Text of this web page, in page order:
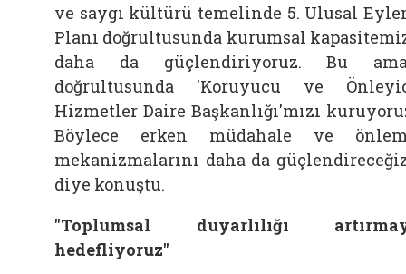
ve saygı kültürü temelinde 5. Ulusal
Planı doğrultusunda kurumsal
daha da güçlendiriyoruz. Bu
doğrultusunda 'Koruyucu ve
Hizmetler Daire Başkanlığı'mızı
Böylece erken müdahale ve
mekanizmalarını daha da
diye konuştu.
"Toplumsal duyarlılığı
hedefliyoruz"